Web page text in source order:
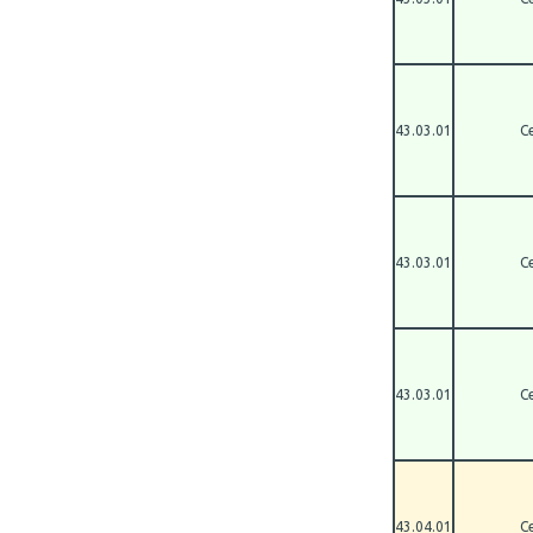
43.03.01
43.03.01
43.03.01
43.04.01